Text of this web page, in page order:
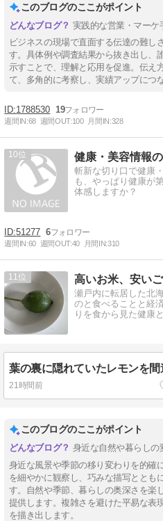
このブログのここがポイント
実践的な営業・マーケ
ビジネスの現場で直面する伝達の難し
す。具体例や調査結果から抜き出し、
示すことで、理解と応用を促進。伝え
て、多角的に考察し、実績アップにつ
1788530 19
週間IN:68 週間OUT:100 月間IN:328
10 健康・美容情報
斬新な切り口で健康
も、やっぱり健康が
体感しますか？
51277 6
週間IN:60 週間OUT:40 月間IN:310
11 高いお米、安い
瀬戸内に転居した北
のと食べることと経
りを食から見た健康
21時間前
このブログのここがポイント
身近な自然や暮らしの
身近な風景や季節の移り変わりを的確
を細やかに観察し、巧みな描写ととも
す。自然や季節、暮らしの奥深さを楽
提供します。複雑さを避けた平易な表
を描き出します。